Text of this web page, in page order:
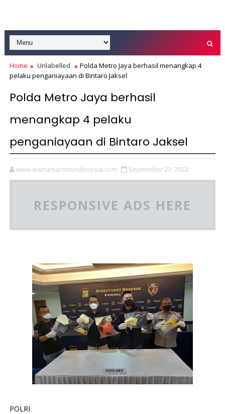
Home Unlabelled
Polda Metro Jaya berhasil menangkap 4
pelaku penganiayaan di Bintaro Jaksel
Polda Metro Jaya berhasil
menangkap 4 pelaku
penganiayaan di Bintaro Jaksel
www.wartamaritimindonesia.com September 23, 2022
RESPONSIVE ADS HERE
POLRI